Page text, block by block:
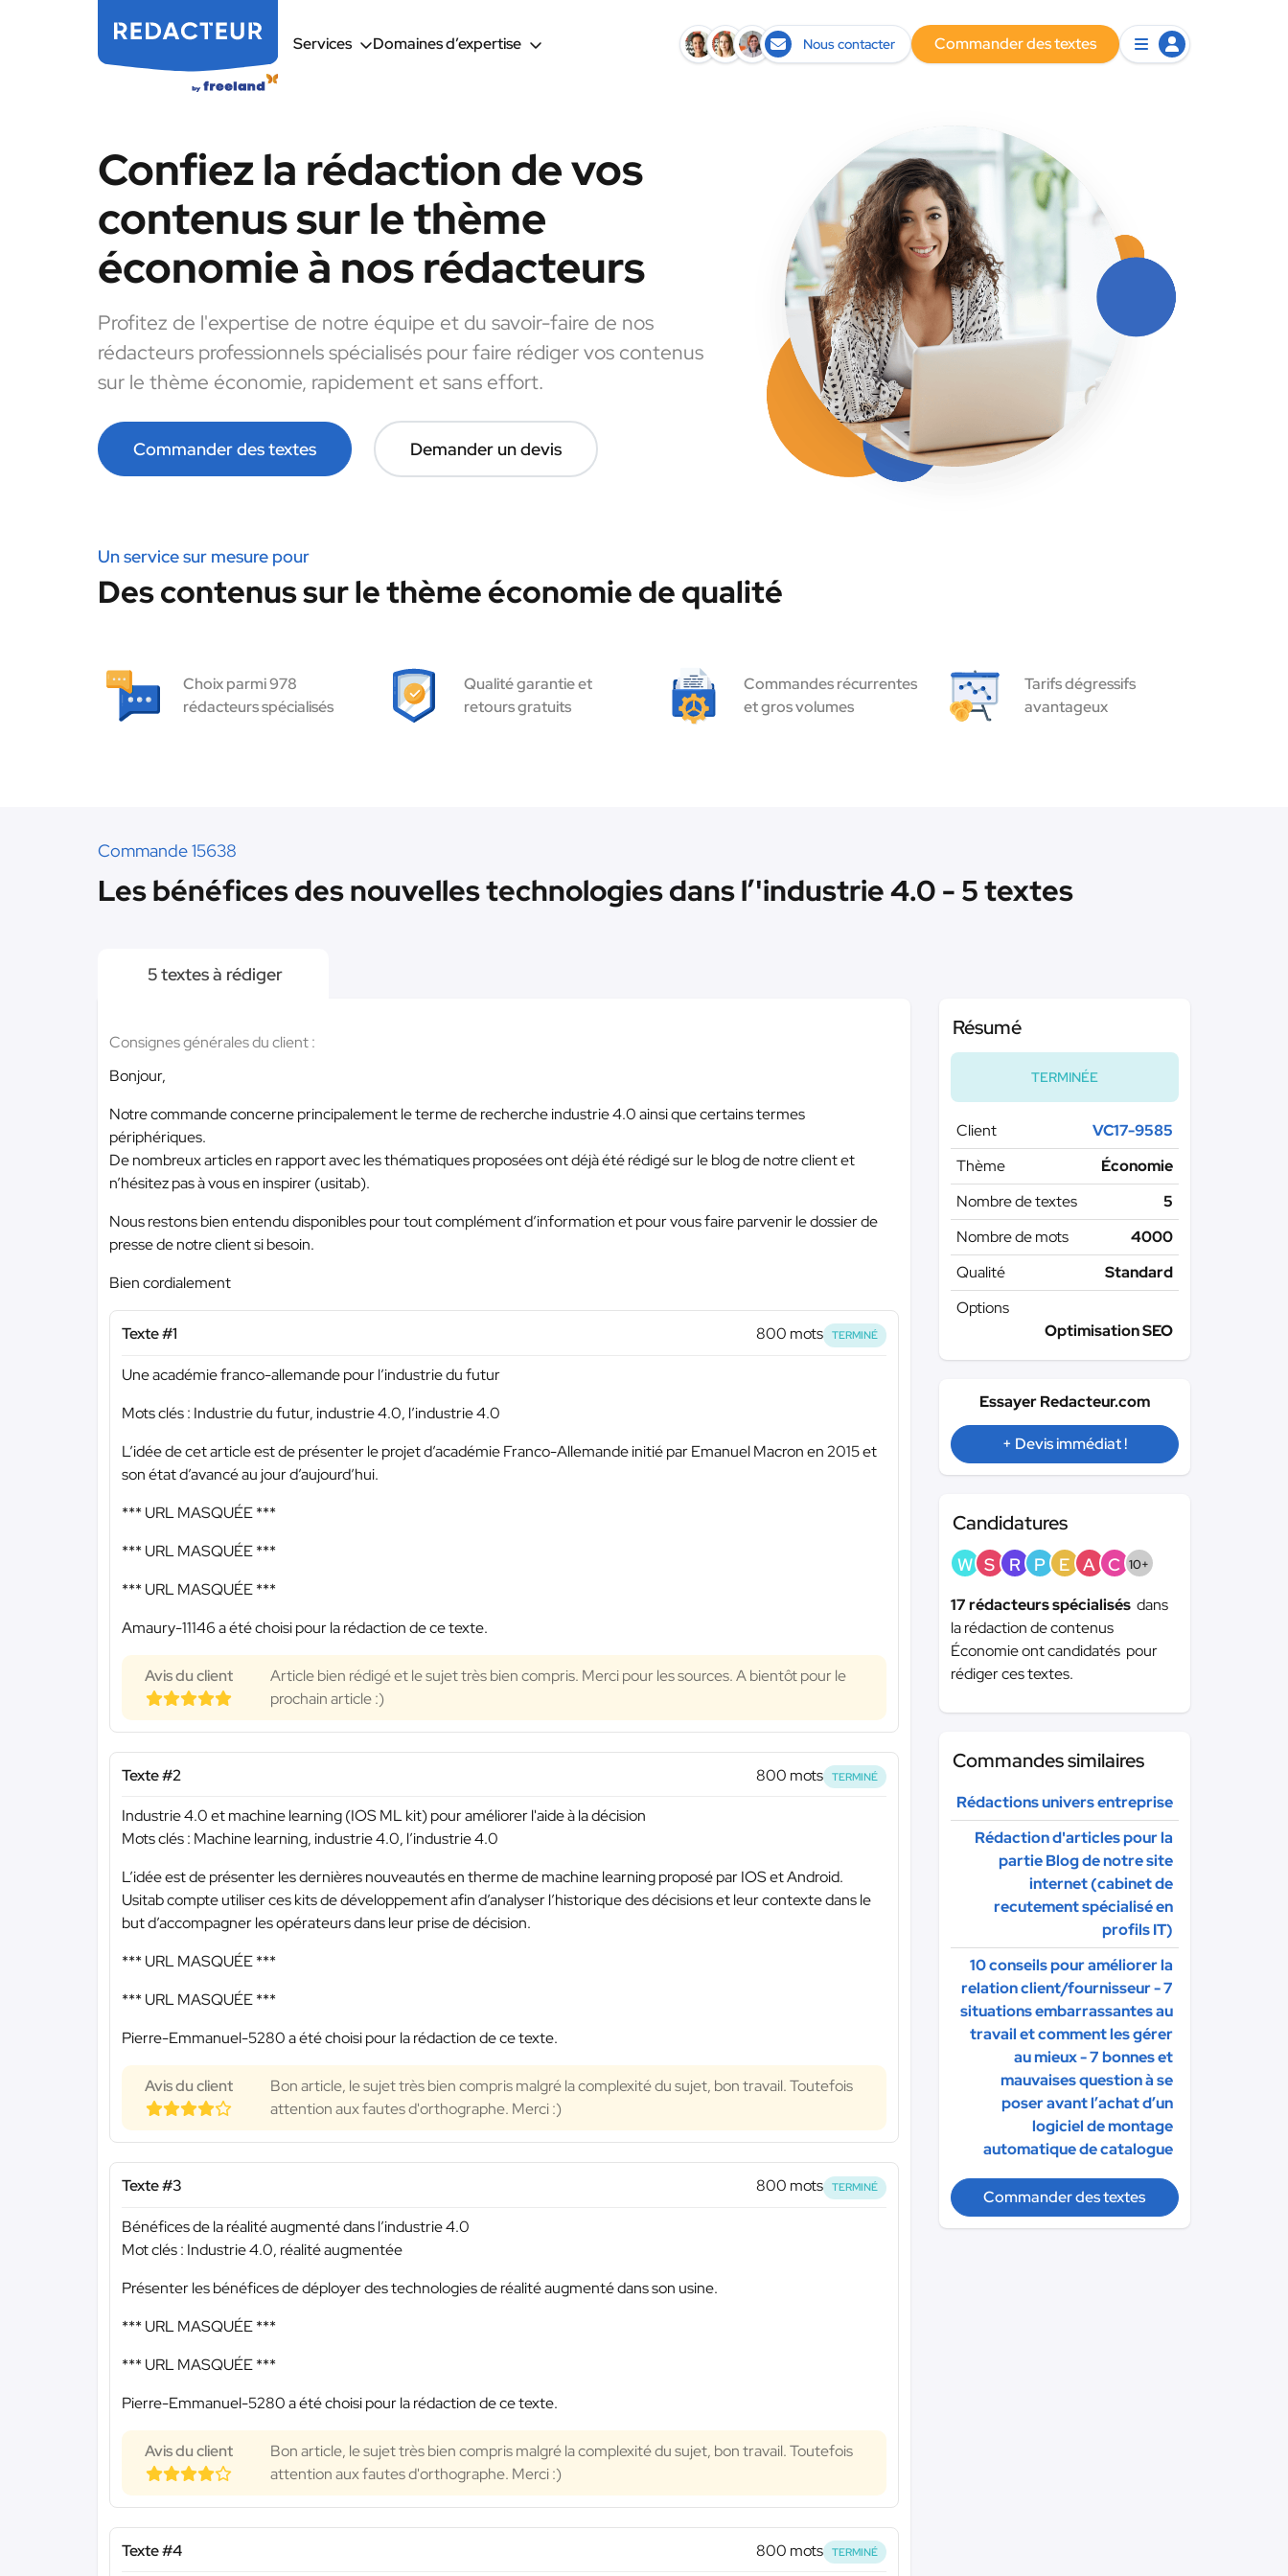
Services Domaines d’expertise Nous contacter Commander des textes
Confiez la rédaction de vos
contenus sur le thème
économie à nos rédacteurs
Profitez de l'expertise de notre équipe et du savoir-faire de nos
rédacteurs professionnels spécialisés pour faire rédiger vos contenus
sur le thème économie, rapidement et sans effort.
Commander des textes Demander un devis
Un service sur mesure pour
Des contenus sur le thème économie de qualité
Choix parmi 978
rédacteurs spécialisés
Qualité garantie et
retours gratuits
Commandes récurrentes
et gros volumes
Tarifs dégressifs
avantageux
Commande 15638
Les bénéfices des nouvelles technologies dans l’'industrie 4.0 - 5 textes
5 textes à rédiger
Consignes générales du client :
Bonjour,
Notre commande concerne principalement le terme de recherche industrie 4.0 ainsi que certains termes
périphériques.
De nombreux articles en rapport avec les thématiques proposées ont déjà été rédigé sur le blog de notre client et
n’hésitez pas à vous en inspirer (usitab).
Nous restons bien entendu disponibles pour tout complément d’information et pour vous faire parvenir le dossier de
presse de notre client si besoin.
Bien cordialement
Texte #1 800 mots TERMINÉ
Une académie franco-allemande pour l’industrie du futur
Mots clés : Industrie du futur, industrie 4.0, l’industrie 4.0
L’idée de cet article est de présenter le projet d’académie Franco-Allemande initié par Emanuel Macron en 2015 et
son état d’avancé au jour d’aujourd’hui.
*** URL MASQUÉE ***
*** URL MASQUÉE ***
*** URL MASQUÉE ***
Amaury-11146 a été choisi pour la rédaction de ce texte.
Avis du client
Article bien rédigé et le sujet très bien compris. Merci pour les sources. A bientôt pour le
prochain article :)
Texte #2 800 mots TERMINÉ
Industrie 4.0 et machine learning (IOS ML kit) pour améliorer l'aide à la décision
Mots clés : Machine learning, industrie 4.0, l’industrie 4.0
L’idée est de présenter les dernières nouveautés en therme de machine learning proposé par IOS et Android.
Usitab compte utiliser ces kits de développement afin d’analyser l’historique des décisions et leur contexte dans le
but d’accompagner les opérateurs dans leur prise de décision.
*** URL MASQUÉE ***
*** URL MASQUÉE ***
Pierre-Emmanuel-5280 a été choisi pour la rédaction de ce texte.
Avis du client
Bon article, le sujet très bien compris malgré la complexité du sujet, bon travail. Toutefois
attention aux fautes d'orthographe. Merci :)
Texte #3 800 mots TERMINÉ
Bénéfices de la réalité augmenté dans l’industrie 4.0
Mot clés : Industrie 4.0, réalité augmentée
Présenter les bénéfices de déployer des technologies de réalité augmenté dans son usine.
*** URL MASQUÉE ***
*** URL MASQUÉE ***
Pierre-Emmanuel-5280 a été choisi pour la rédaction de ce texte.
Avis du client
Bon article, le sujet très bien compris malgré la complexité du sujet, bon travail. Toutefois
attention aux fautes d'orthographe. Merci :)
Texte #4 800 mots TERMINÉ
Résumé
TERMINÉE
Client
VC17-9585
Thème
Économie
Nombre de textes
5
Nombre de mots
4000
Qualité
Standard
Options
Optimisation SEO
Essayer Redacteur.com
+ Devis immédiat !
Candidatures
W S R P E A C 10+
17 rédacteurs spécialisés dans
la rédaction de contenus
Économie ont candidatés pour
rédiger ces textes.
Commandes similaires
Rédactions univers entreprise
Rédaction d'articles pour la
partie Blog de notre site
internet (cabinet de
recutement spécialisé en
profils IT)
10 conseils pour améliorer la
relation client/fournisseur - 7
situations embarrassantes au
travail et comment les gérer
au mieux - 7 bonnes et
mauvaises question à se
poser avant l’achat d’un
logiciel de montage
automatique de catalogue
Commander des textes